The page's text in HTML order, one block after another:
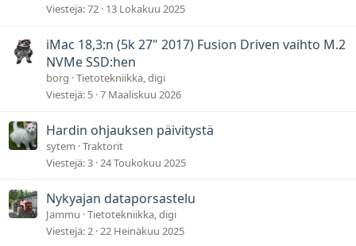
Viestejä 72 13 Lokakuu 2025
iMac 18,3:n (5k 27" 2017) Fusion Driven vaihto M.2
NVMe SSD:hen
borg Tietotekniikka, digi
Viestejä 5 7 Maaliskuu 2026
Hardin ohjauksen päivitystä
sytem Traktorit
Viestejä 3 24 Toukokuu 2025
Nykyajan dataporsastelu
Jammu Tietotekniikka, digi
Viestejä 2 22 Heinäkuu 2025